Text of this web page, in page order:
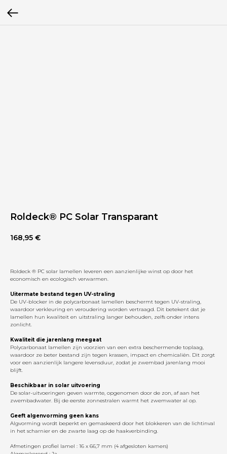
Roldeck® PC Solar Transparant
168,95 €
Roldeck ® PC solar lamellen leveren een aanzienlijke winst op door het
economisch en ecologisch verwarmen.
Uitermate bestand tegen UV-straling
De UV-blocker in de polycarbonaat lamellen beschermt tegen UV-straling,
waardoor verkleuring en veroudering worden vertraagd. Dit betekent dat je
lamellen hun kwaliteit en uitstraling langer behouden, zelfs onder intens
zonlicht.
Kwaliteit die jarenlang meegaat
Polycarbonaat lamellen zijn voorzien van een extra beschermende toplaag,
waardoor ze beter bestand zijn tegen krassen, impact en chemicaliën. Dit zorgt
voor een aanzienlijk langere levensduur, zodat je zwembad jarenlang mooi
blijft.
Beschikbaar in solar uitvoering
De solar-uitvoeringen geven warmte, opgenomen door de zon, af aan het
zwembadwater. Bij de eerste zonnestralen warmt het zwemwater al op.
Geeft algenvorming geen kans
Algvorming wordt beperkt en gemaskeerd door het blokkeren van de lichtinval
in het scharnier en de zwarte laag op de haakverbinding.
Afmetingen profiel lamel : 16 x 66,7 mm (4 afgesloten kamers)